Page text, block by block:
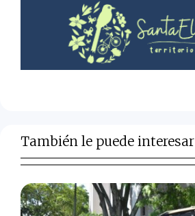
También le puede interesar